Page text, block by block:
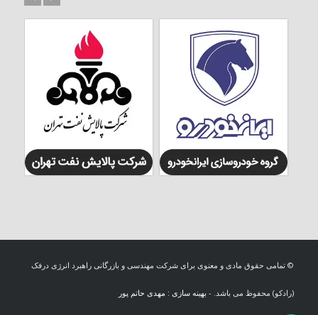
© تمامی حقوق مادی و معنوی برای شرکت مهندسی و بازرگانی راهبرد انرژی درفک
(رادکو) محفوظ می باشد. - بهینه سازی : مهدی حاتم پور